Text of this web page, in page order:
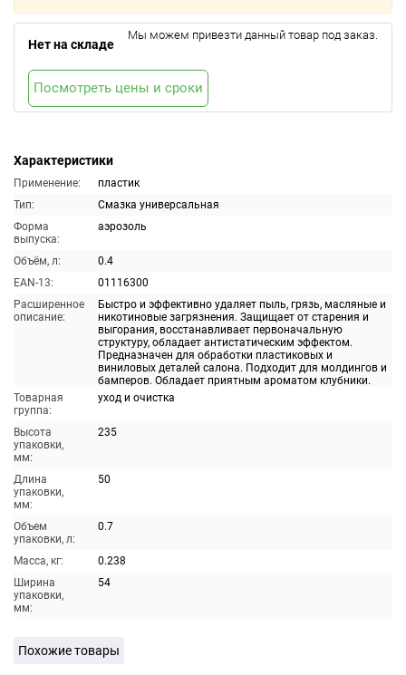
Характеристики
Применение:
пластик
Тип:
Смазка универсальная
Форма
выпуска:
аэрозоль
Объём, л:
0.4
EAN-13:
01116300
Расширенное
описание:
Быстро и эффективно удаляет пыль, грязь, масляные и
никотиновые загрязнения. Защищает от старения и
выгорания, восстанавливает первоначальную
структуру, обладает антистатическим эффектом.
Предназначен для обработки пластиковых и
виниловых деталей салона. Подходит для молдингов и
бамперов. Обладает приятным ароматом клубники.
Товарная
группа:
уход и очистка
Высота
упаковки,
мм:
235
Длина
упаковки,
мм:
50
Объем
упаковки, л:
0.7
Масса, кг:
0.238
Ширина
упаковки,
мм:
54
Нет на складе
Мы можем привезти данный товар под заказ.
Посмотреть цены и сроки
Похожие товары